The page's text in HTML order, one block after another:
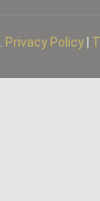
Privacy Policy